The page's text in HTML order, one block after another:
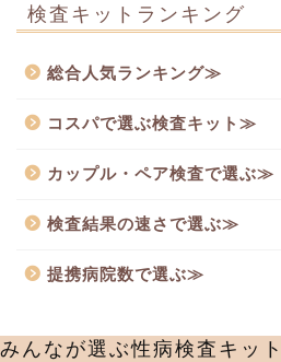
検査キットランキング
総合人気ランキング≫
コスパで選ぶ検査キット≫
カップル・ペア検査で選ぶ≫
検査結果の速さで選ぶ≫
提携病院数で選ぶ≫
みんなが選ぶ性病検査キッ